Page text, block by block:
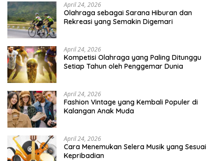
April 24, 2026
Olahraga sebagai Sarana Hiburan dan
Rekreasi yang Semakin Digemari
April 24, 2026
Kompetisi Olahraga yang Paling Ditunggu
Setiap Tahun oleh Penggemar Dunia
April 24, 2026
Fashion Vintage yang Kembali Populer di
Kalangan Anak Muda
April 24, 2026
Cara Menemukan Selera Musik yang Sesuai
Kepribadian